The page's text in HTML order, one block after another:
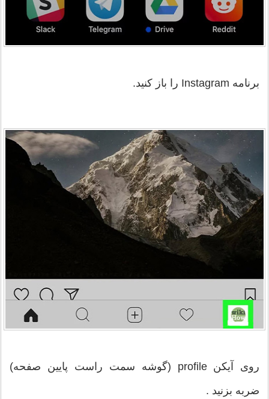
برنامه Instagram را باز کنید.
روی آیکن profile (گوشه سمت راست پایین صفحه)
ضربه بزنید .